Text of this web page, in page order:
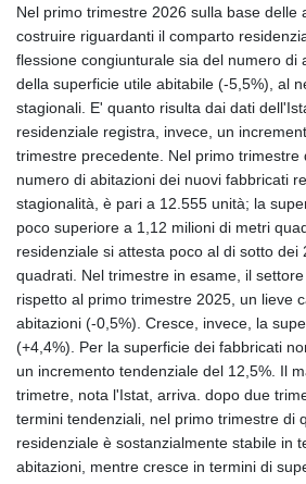
Nel primo trimestre 2026 sulla base delle
costruire riguardanti il comparto
flessione congiunturale sia del numero di
della superficie utile abitabile (-5,5%), al
stagionali. E' quanto risulta dai dati
residenziale registra, invece, un
trimestre precedente. Nel primo trimestre
numero di abitazioni dei nuovi fabbricati
stagionalità, è pari a 12.555 unità; la
poco superiore a 1,12 milioni di metri
residenziale si attesta poco al di sotto dei
quadrati. Nel trimestre in esame, il
rispetto al primo trimestre 2025, un lieve
abitazioni (-0,5%). Cresce, invece, la
(+4,4%). Per la superficie dei fabbricati
un incremento tendenziale del 12,5%. Il
trimetre, nota l'Istat, arriva. dopo due
termini tendenziali, nel primo trimestre di
residenziale è sostanzialmente stabile in
abitazioni, mentre cresce in termini di